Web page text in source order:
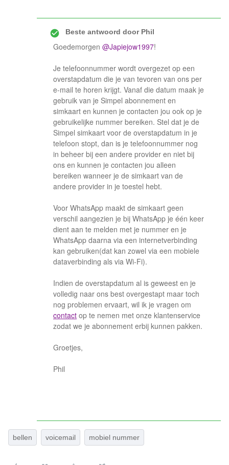
Beste antwoord doorPhil
Goedemorgen @Japiejow1997!
Je telefoonnummer wordt overgezet op een
overstapdatum die je van tevoren van ons per
e-mail te horen krijgt. Vanaf die datum maak je
gebruik van je Simpel abonnement en
simkaart en kunnen je contacten jou ook op je
gebruikelijke nummer bereiken. Stel dat je de
Simpel simkaart voor de overstapdatum in je
telefoon stopt, dan is je telefoonnummer nog
in beheer bij een andere provider en niet bij
ons en kunnen je contacten jou alleen
bereiken wanneer je de simkaart van de
andere provider in je toestel hebt.
Voor WhatsApp maakt de simkaart geen
verschil aangezien je bij WhatsApp je één keer
dient aan te melden met je nummer en je
WhatsApp daarna via een internetverbinding
kan gebruiken(dat kan zowel via een mobiele
dataverbinding als via Wi-Fi).
Indien de overstapdatum al is geweest en je
volledig naar ons best overgestapt maar toch
nog problemen ervaart, wil ik je vragen om
contact op te nemen met onze klantenservice
zodat we je abonnement erbij kunnen pakken.
Groetjes,
Phil
bellen voicemail mobiel nummer